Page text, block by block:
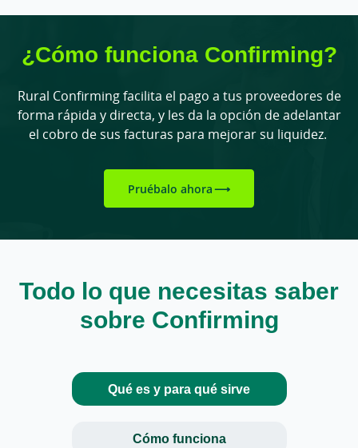
¿Cómo funciona Confirming?
Rural Confirming facilita el pago a tus proveedores de
forma rápida y directa, y les da la opción de adelantar
el cobro de sus facturas para mejorar su liquidez.
Pruébalo ahora
Todo lo que necesitas saber
sobre Confirming
Qué es y para qué sirve
Cómo funciona